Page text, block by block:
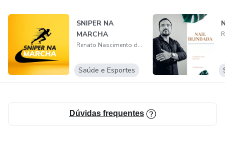
SNIPER NA
MARCHA
Renato Nascimento de Oliveira
Saúde e Esportes
Dúvidas frequentes